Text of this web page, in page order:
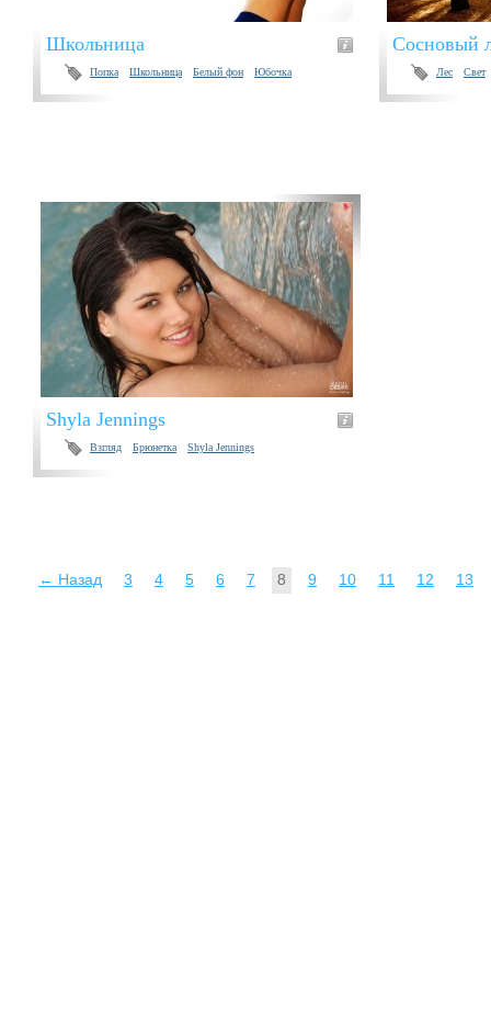
Школьница
Попка Школьница Белый фон Юбочка
Сосновый
Лес Свет
Shyla Jennings
Взгляд Брюнетка Shyla Jennings
← Назад 3 4 5 6 7 8 9 10 11 12 13